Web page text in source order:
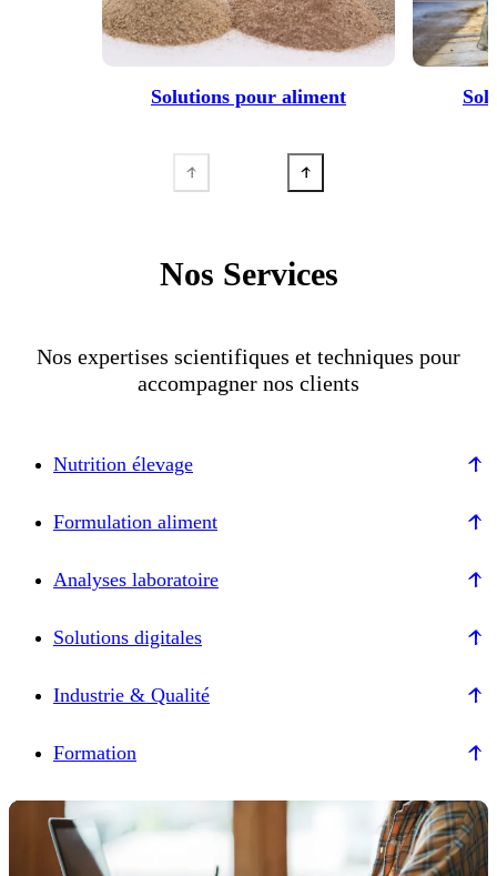
Solutions pour aliment
Nos Services
Nos expertises scientifiques et techniques pour
accompagner nos clients
Nutrition élevage
Formulation aliment
Analyses laboratoire
Solutions digitales
Industrie & Qualité
Formation